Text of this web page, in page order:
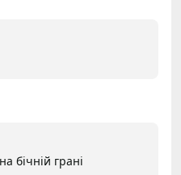
бічній грані